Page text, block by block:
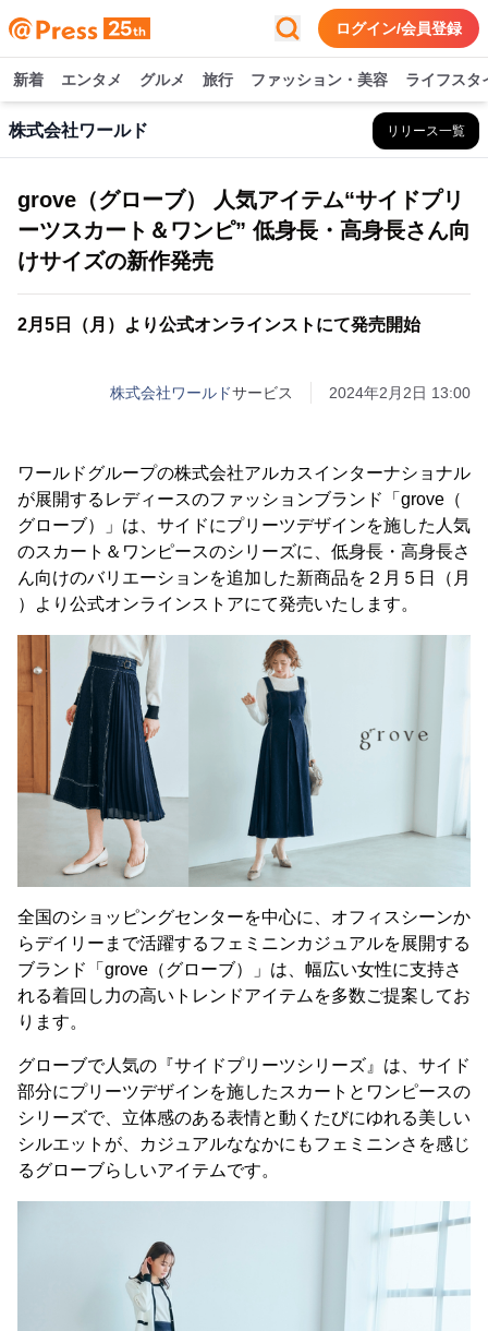
ログイン/会員登録
新着 エンタメ グルメ 旅行 ファッション・美容 ライフスタ
株式会社ワールド リリース一覧
grove（グローブ） 人気アイテム“サイドプリ
ーツスカート＆ワンピ” 低身長・高身長さん向
けサイズの新作発売
2月5日（月）より公式オンラインストにて発売開始
株式会社ワールドサービス 2024年2月2日 13:00
ワールドグループの株式会社アルカスインターナショナル
が展開するレディースのファッションブランド「grove（
グローブ）」は、サイドにプリーツデザインを施した人気
のスカート＆ワンピースのシリーズに、低身長・高身長さ
ん向けのバリエーションを追加した新商品を２月５日（月
）より公式オンラインストアにて発売いたします。
全国のショッピングセンターを中心に、オフィスシーンか
らデイリーまで活躍するフェミニンカジュアルを展開する
ブランド「grove（グローブ）」は、幅広い女性に支持さ
れる着回し力の高いトレンドアイテムを多数ご提案してお
ります。
グローブで人気の『サイドプリーツシリーズ』は、サイド
部分にプリーツデザインを施したスカートとワンピースの
シリーズで、立体感のある表情と動くたびにゆれる美しい
シルエットが、カジュアルななかにもフェミニンさを感じ
るグローブらしいアイテムです。